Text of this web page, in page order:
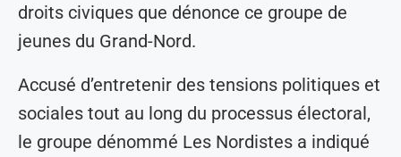
droits civiques que dénonce ce groupe de
jeunes du Grand-Nord.
Accusé d’entretenir des tensions politiques et
sociales tout au long du processus électoral,
le groupe dénommé Les Nordistes a indiqué